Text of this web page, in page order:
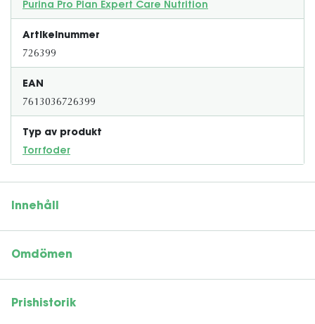
Purina Pro Plan Expert Care Nutrition
Artikelnummer
726399
EAN
7613036726399
Typ av produkt
Torrfoder
Innehåll
Omdömen
Prishistorik